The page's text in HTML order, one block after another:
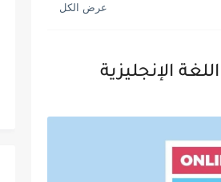
الإنجليزية